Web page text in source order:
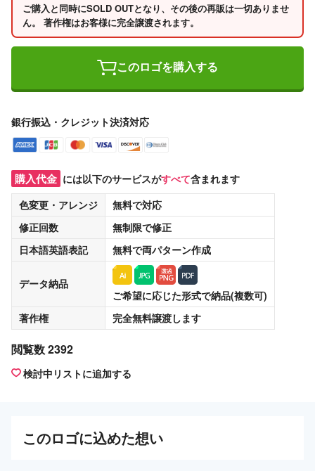
ご購入と同時にSOLD OUTとなり、その後の再販は一切ありませ
ん。 著作権はお客様に完全譲渡されます。
このロゴを購入する
銀行振込・クレジット決済対応
購入代金 には以下のサービスがすべて含まれます
色変更・アレンジ
無料で対応
修正回数
無制限で修正
日本語英語表記
無料で両パターン作成
データ納品
ご希望に応じた形式で納品(複数可)
著作権
完全無料譲渡します
閲覧数 2392
検討中リストに追加する
このロゴに込めた想い